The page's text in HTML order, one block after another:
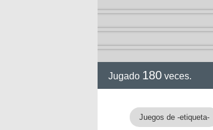
Jugado 180 veces.
Juegos de -etiqueta-